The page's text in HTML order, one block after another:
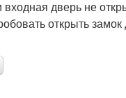
входная дверь не
открыть